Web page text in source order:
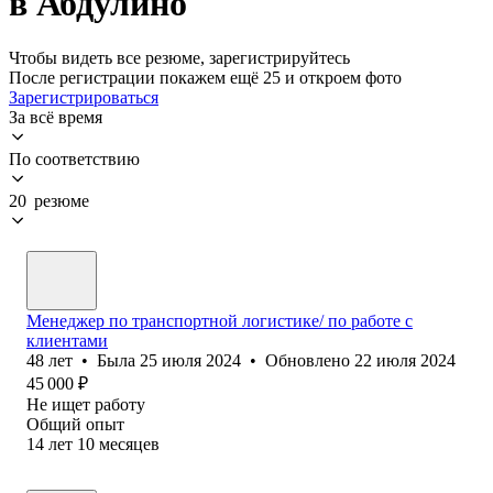
Чтобы видеть все резюме, зарегистрируйтесь
После регистрации покажем ещё 25 и откроем фото
Зарегистрироваться
За всё время
По соответствию
20 резюме
Менеджер по транспортной логистике/ по работе с
клиентами
48 лет • Была 25 июля 2024 • Обновлено 22 июля 2024
45 000 ₽
Не ищет работу
Общий опыт
14 лет 10 месяцев